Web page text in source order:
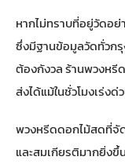
หากไม่ทราบที่อยู่วัดอย่
ซึ่งมีฐานข้อมูลวัดทั่วกรุ
ต้องกังวล ร้านพวงหรี
ส่งได้แม้ในชั่วโมงเร่ง
พวงหรีดดอกไม้สดที่จั
และสมเกียรติมากยิ่งขึ้